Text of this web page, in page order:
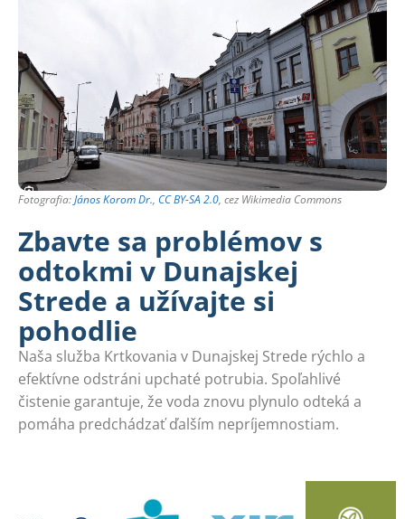
Fotografia:János Korom Dr., CC BY-SA 2.0, cez Wikimedia Commons
Zbavte sa problémov s
odtokmi v Dunajskej
Strede a užívajte si
pohodlie
Naša služba Krtkovania v Dunajskej Strede rýchlo a
efektívne odstráni upchaté potrubia. Spoľahlivé
čistenie garantuje, že voda znovu plynulo odteká a
pomáha predchádzať ďalším nepríjemnostiam.